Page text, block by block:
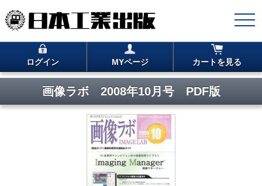
ログイン MYページ カートを見る
画像ラボ 2008年10月号 PDF版